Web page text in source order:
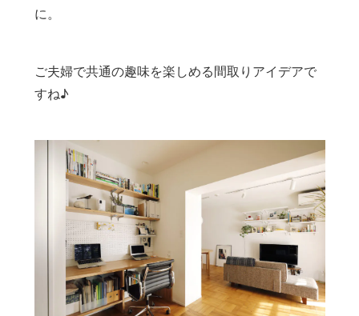
に。
ご夫婦で共通の趣味を楽しめる間取りアイデアで
すね♪